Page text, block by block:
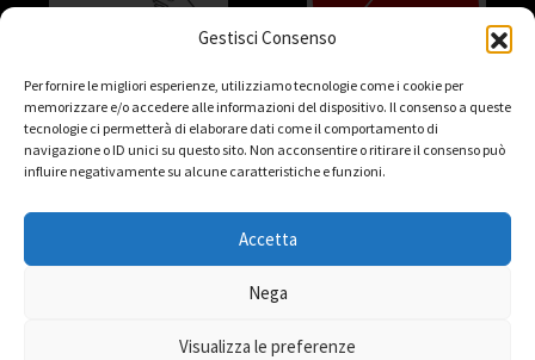
Gestisci Consenso
Per fornire le migliori esperienze, utilizziamo tecnologie come i cookie per
memorizzare e/o accedere alle informazioni del dispositivo. Il consenso a queste
tecnologie ci permetterà di elaborare dati come il comportamento di
navigazione o ID unici su questo sito. Non acconsentire o ritirare il consenso può
influire negativamente su alcune caratteristiche e funzioni.
Accetta
Nega
Visualizza le preferenze